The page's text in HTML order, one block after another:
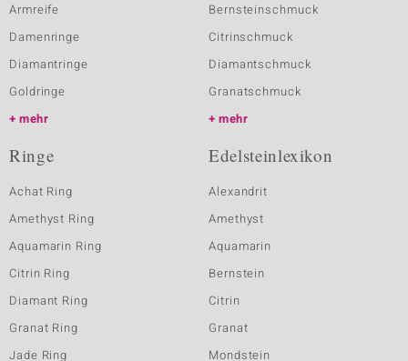
Armreife
Damenringe
Diamantringe
Goldringe
mehr
Bernsteinschmuck
Citrinschmuck
Diamantschmuck
Granatschmuck
mehr
Ringe
Achat Ring
Amethyst Ring
Aquamarin Ring
Citrin Ring
Diamant Ring
Granat Ring
Jade Ring
Edelsteinlexikon
Alexandrit
Amethyst
Aquamarin
Bernstein
Citrin
Granat
Mondstein